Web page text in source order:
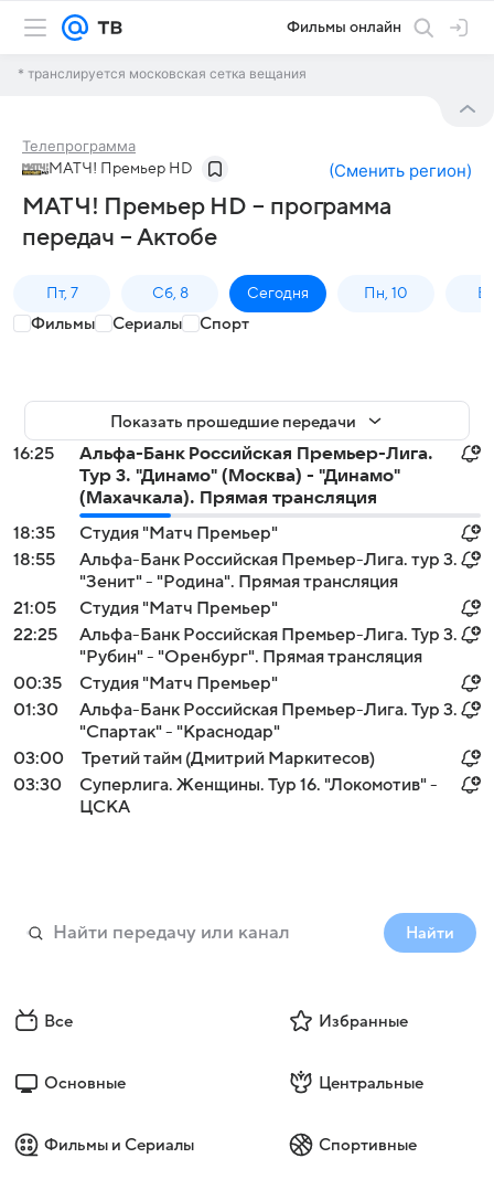
Фильмы онлайн
* транслируется московская сетка вещания
Телепрограмма
МАТЧ! Премьер HD (Сменить регион)
МАТЧ! Премьер HD – программа
передач – Актобе
Пт, 7 Сб, 8 Сегодня Пн, 10
Фильмы Сериалы Спорт
Показать прошедшие передачи
16:25
Альфа-Банк Российская Премьер-Лига.
Тур 3. "Динамо" (Москва) - "Динамо"
(Махачкала). Прямая трансляция
18:35
Студия "Матч Премьер"
18:55
Альфа-Банк Российская Премьер-Лига. тур 3.
"Зенит" - "Родина". Прямая трансляция
21:05
Студия "Матч Премьер"
22:25
Альфа-Банк Российская Премьер-Лига. Тур 3.
"Рубин" - "Оренбург". Прямая трансляция
00:35
Студия "Матч Премьер"
01:30
Альфа-Банк Российская Премьер-Лига. Тур 3.
"Спартак" - "Краснодар"
03:00
Третий тайм (Дмитрий Маркитесов)
03:30
Суперлига. Женщины. Тур 16. "Локомотив" -
ЦСКА
Найти
Все Избранные
Основные Центральные
Фильмы и Сериалы Спортивные